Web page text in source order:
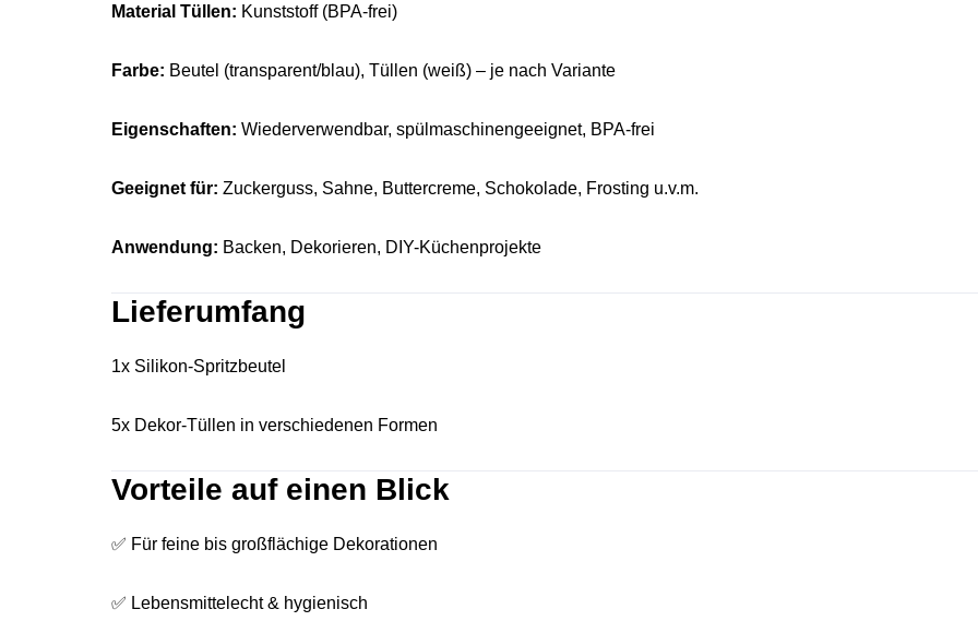
Material Tüllen: Kunststoff (BPA-frei)
Farbe: Beutel (transparent/blau), Tüllen (weiß) – je nach Variante
Eigenschaften: Wiederverwendbar, spülmaschinengeeignet, BPA-frei
Geeignet für: Zuckerguss, Sahne, Buttercreme, Schokolade, Frosting u.v.m.
Anwendung: Backen, Dekorieren, DIY-Küchenprojekte
Lieferumfang
1x Silikon-Spritzbeutel
5x Dekor-Tüllen in verschiedenen Formen
Vorteile auf einen Blick
✅ Für feine bis großflächige Dekorationen
✅ Lebensmittelecht & hygienisch